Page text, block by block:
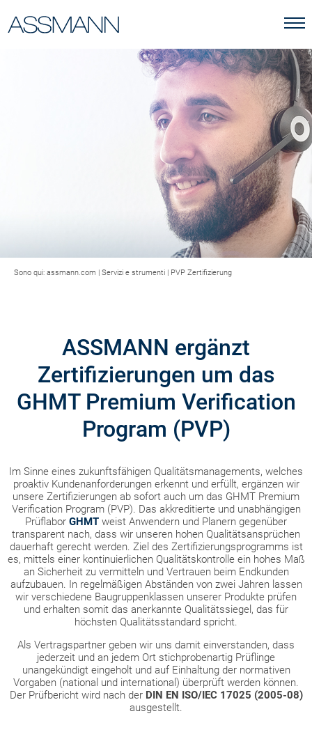
Sono qui: assmann.com | Servizi e strumenti | PVP Zertifizierung
ASSMANN ergänzt
Zertifizierungen um das
GHMT Premium Verification
Program (PVP)
Im Sinne eines zukunftsfähigen Qualitätsmanagements, welches
proaktiv Kundenanforderungen erkennt und erfüllt, ergänzen wir
unsere Zertifizierungen ab sofort auch um das GHMT Premium
Verification Program (PVP). Das akkreditierte und unabhängigen
Prüflabor GHMT weist Anwendern und Planern gegenüber
transparent nach, dass wir unseren hohen Qualitätsansprüchen
dauerhaft gerecht werden. Ziel des Zertifizierungsprogramms ist
es, mittels einer kontinuierlichen Qualitätskontrolle ein hohes Maß
an Sicherheit zu vermitteln und Vertrauen beim Endkunden
aufzubauen. In regelmäßigen Abständen von zwei Jahren lassen
wir verschiedene Baugruppenklassen unserer Produkte prüfen
und erhalten somit das anerkannte Qualitätssiegel, das für
höchsten Qualitätsstandard spricht.
Als Vertragspartner geben wir uns damit einverstanden, dass
jederzeit und an jedem Ort stichprobenartig Prüflinge
unangekündigt eingeholt und auf Einhaltung der normativen
Vorgaben (national und international) überprüft werden können.
Der Prüfbericht wird nach der DIN EN ISO/IEC 17025 (2005-08)
ausgestellt.